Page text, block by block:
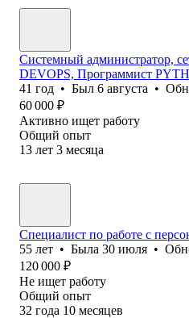
Системный администратор,
DEVOPS, Программист
41 год • Был 6 августа •
60 000 ₽
Активно ищет работу
Общий опыт
13 лет 3 месяца
Специалист по работе с
55 лет • Была 30 июля •
120 000 ₽
Не ищет работу
Общий опыт
32 года 10 месяцев